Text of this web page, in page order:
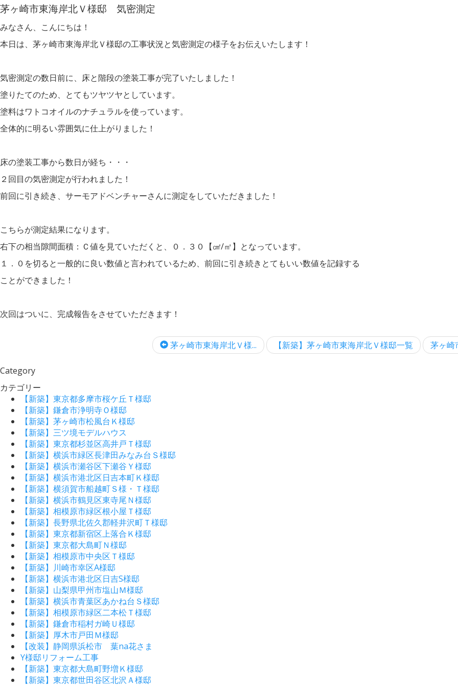
茅ヶ崎市東海岸北Ｖ様邸 気密測定
みなさん、こんにちは！
本日は、茅ヶ崎市東海岸北Ｖ様邸の工事状況と気密測定の様子をお伝えいたします！
気密測定の数日前に、床と階段の塗装工事が完了いたしました！
塗りたてのため、とてもツヤツヤとしています。
塗料はワトコオイルのナチュラルを使っています。
全体的に明るい雰囲気に仕上がりました！
床の塗装工事から数日が経ち・・・
２回目の気密測定が行われました！
前回に引き続き、サーモアドベンチャーさんに測定をしていただきました！
こちらが測定結果になります。
右下の相当隙間面積：Ｃ値を見ていただくと、０．３０【㎠/㎡】となっています。
１．０を切ると一般的に良い数値と言われているため、前回に引き続きとてもいい数値を記録する
ことができました！
次回はついに、完成報告をさせていただきます！
茅ヶ崎市東海岸北Ｖ様... 【新築】茅ヶ崎市東海岸北Ｖ様邸一覧 茅ヶ崎
Category
カテゴリー
【新築】東京都多摩市桜ケ丘Ｔ様邸
【新築】鎌倉市浄明寺Ｏ様邸
【新築】茅ヶ崎市松風台Ｋ様邸
【新築】三ツ境モデルハウス
【新築】東京都杉並区高井戸Ｔ様邸
【新築】横浜市緑区長津田みなみ台Ｓ様邸
【新築】横浜市瀬谷区下瀬谷Ｙ様邸
【新築】横浜市港北区日吉本町Ｋ様邸
【新築】横須賀市船越町Ｓ様・Ｔ様邸
【新築】横浜市鶴見区東寺尾Ｎ様邸
【新築】相模原市緑区根小屋Ｔ様邸
【新築】長野県北佐久郡軽井沢町Ｔ様邸
【新築】東京都新宿区上落合Ｋ様邸
【新築】東京都大島町Ｎ様邸
【新築】相模原市中央区Ｔ様邸
【新築】川崎市幸区A様邸
【新築】横浜市港北区日吉S様邸
【新築】山梨県甲州市塩山Ｍ様邸
【新築】横浜市青葉区あかね台Ｓ様邸
【新築】相模原市緑区二本松Ｔ様邸
【新築】鎌倉市稲村ガ崎Ｕ様邸
【新築】厚木市戸田Ｍ様邸
【改装】静岡県浜松市 葉na花さま
Y様邸リフォーム工事
【新築】東京都大島町野増Ｋ様邸
【新築】東京都世田谷区北沢Ａ様邸